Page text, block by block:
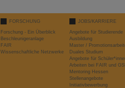
FORSCHUNG
Forschung - Ein Überblick
Beschleunigeranlage
FAIR
Wissenschaftliche Netzwerke
JOBS/KARRIERE
Angebote für Studierende
Ausbildung
Master /
Duales Studium
Angebote für
Arbeiten bei FAIR und GSI
Mentoring Hessen
Stellenangebote
Initiativbewerbung